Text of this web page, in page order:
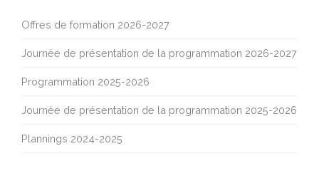
Offres de formation 2026-2027
Journée de présentation de la programmation 2026-2027
Programmation 2025-2026
Journée de présentation de la programmation 2025-2026
Plannings 2024-2025